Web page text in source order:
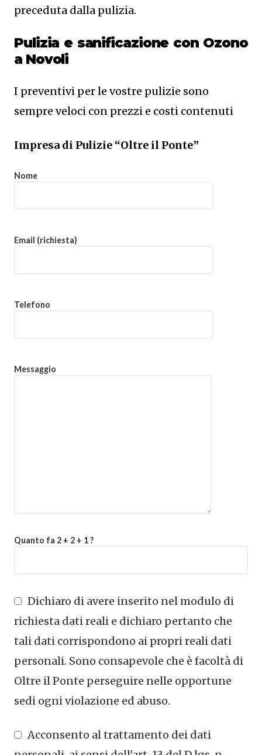
preceduta dalla pulizia.
Pulizia e sanificazione con Ozono
a Novoli
I preventivi per le vostre pulizie sono
sempre veloci con prezzi e costi contenuti
Impresa di Pulizie “Oltre il Ponte”
Nome
Email (richiesta)
Telefono
Messaggio
Quanto fa 2 + 2 + 1 ?
Dichiaro di avere inserito nel modulo di
richiesta dati reali e dichiaro pertanto che
tali dati corrispondono ai propri reali dati
personali. Sono consapevole che è facoltà di
Oltre il Ponte perseguire nelle opportune
sedi ogni violazione ed abuso.
Acconsento al trattamento dei dati